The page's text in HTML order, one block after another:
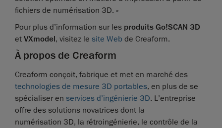
fichiers de numérisation 3D. »
Pour plus d’information sur les produits Go!SCAN 3D
et VXmodel, visitez le site Web de Creaform.
À propos de Creaform
Creaform conçoit, fabrique et met en marché des
technologies de mesure 3D portables, en plus de se
spécialiser en services d’ingénierie 3D. L’entreprise
offre des solutions novatrices dont la
numérisation 3D, la rétroingénierie, le contrôle de la